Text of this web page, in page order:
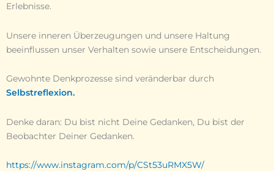
Erlebnisse.
Unsere inneren Überzeugungen und unsere Haltung
beeinflussen unser Verhalten sowie unsere Entscheidungen.
Gewohnte Denkprozesse sind veränderbar durch
Selbstreflexion.
Denke daran: Du bist nicht Deine Gedanken, Du bist der
Beobachter Deiner Gedanken.
https://www.instagram.com/p/CSt53uRMX5W/